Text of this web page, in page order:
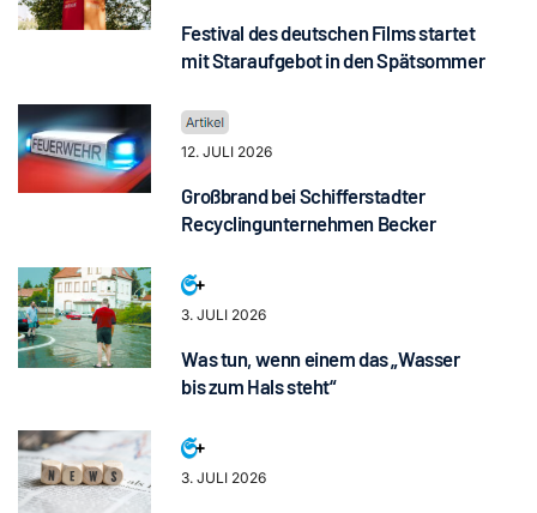
Festival des deutschen Films startet
mit Staraufgebot in den Spätsommer
12. JULI 2026
Großbrand bei Schifferstadter
Recyclingunternehmen Becker
3. JULI 2026
Was tun, wenn einem das „Wasser
bis zum Hals steht“
3. JULI 2026